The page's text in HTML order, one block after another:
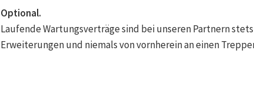
Optional.
Laufende Wartungsverträge sind bei unseren Partnern
Erweiterungen und niemals von vornherein an einen